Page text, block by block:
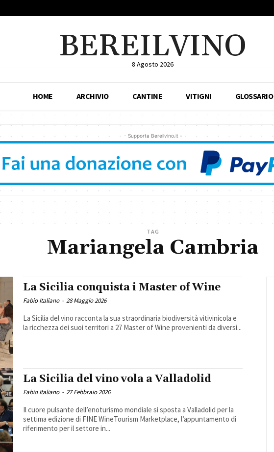
BEREILVINO
8 Agosto 2026
HOME ARCHIVIO CANTINE VITIGNI GLOSSARIO
- Supporta Bereilvino.it -
TAG
Mariangela Cambria
La Sicilia conquista i Master of Wine
Fabio Italiano - 28 Maggio 2026
La Sicilia del vino racconta la sua straordinaria biodiversità vitivinicola e
la ricchezza dei suoi territori a 27 Master of Wine provenienti da diversi...
La Sicilia del vino vola a Valladolid
Fabio Italiano - 27 Febbraio 2026
Il cuore pulsante dell’enoturismo mondiale si sposta a Valladolid per la
settima edizione di FINE WineTourism Marketplace, l’appuntamento di
riferimento per il settore in...